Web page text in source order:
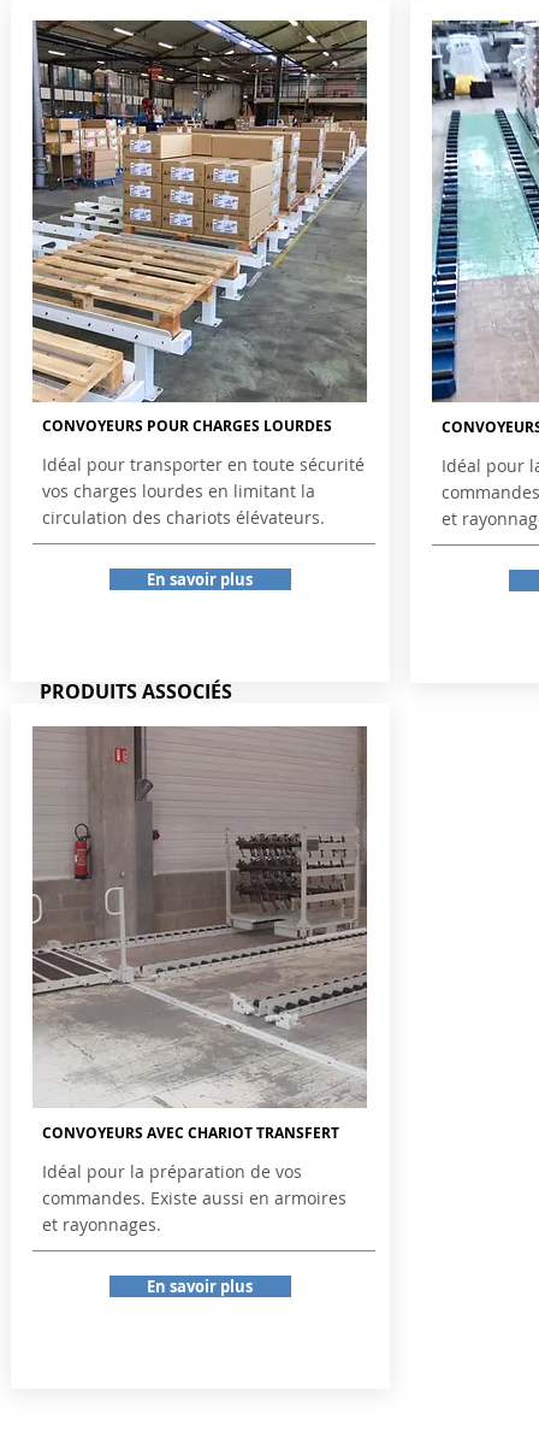
CONVOYEURS POUR CHARGES LOURDES
Idéal pour transporter en toute sécurité
vos charges lourdes en limitant la
circulation des chariots élévateurs.
En savoir plus
Idéal pour
et
PRODUITS ASSOCIÉS
CONVOYEURS AVEC CHARIOT TRANSFERT
Idéal pour la préparation de vos
commandes. Existe aussi en armoires
et rayonnages.
En savoir plus